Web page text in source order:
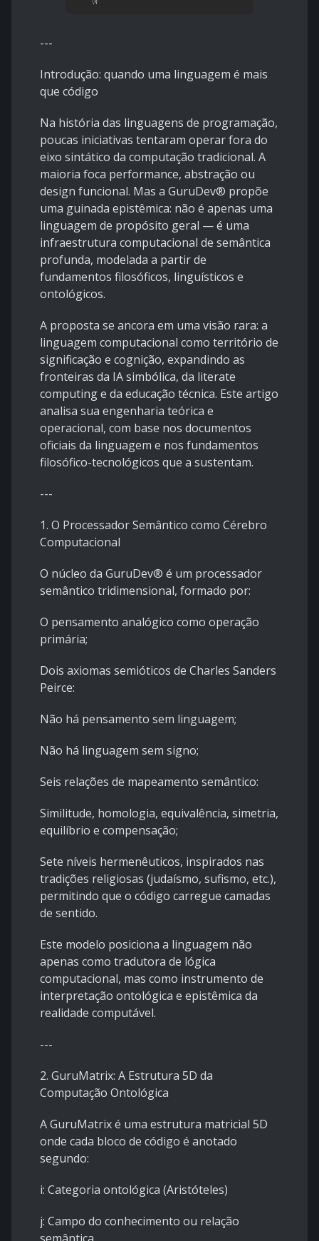
---
Introdução: quando uma linguagem é mais
que código
Na história das linguagens de programação,
poucas iniciativas tentaram operar fora do
eixo sintático da computação tradicional. A
maioria foca performance, abstração ou
design funcional. Mas a GuruDev® propõe
uma guinada epistêmica: não é apenas uma
linguagem de propósito geral — é uma
infraestrutura computacional de semântica
profunda, modelada a partir de
fundamentos filosóficos, linguísticos e
ontológicos.
A proposta se ancora em uma visão rara: a
linguagem computacional como território de
significação e cognição, expandindo as
fronteiras da IA simbólica, da literate
computing e da educação técnica. Este artigo
analisa sua engenharia teórica e
operacional, com base nos documentos
oficiais da linguagem e nos fundamentos
filosófico-tecnológicos que a sustentam.
---
1. O Processador Semântico como Cérebro
Computacional
O núcleo da GuruDev® é um processador
semântico tridimensional, formado por:
O pensamento analógico como operação
primária;
Dois axiomas semióticos de Charles Sanders
Peirce:
Não há pensamento sem linguagem;
Não há linguagem sem signo;
Seis relações de mapeamento semântico:
Similitude, homologia, equivalência, simetria,
equilíbrio e compensação;
Sete níveis hermenêuticos, inspirados nas
tradições religiosas (judaísmo, sufismo, etc.),
permitindo que o código carregue camadas
de sentido.
Este modelo posiciona a linguagem não
apenas como tradutora de lógica
computacional, mas como instrumento de
interpretação ontológica e epistêmica da
realidade computável.
---
2. GuruMatrix: A Estrutura 5D da
Computação Ontológica
A GuruMatrix é uma estrutura matricial 5D
onde cada bloco de código é anotado
segundo:
i: Categoria ontológica (Aristóteles)
j: Campo do conhecimento ou relação